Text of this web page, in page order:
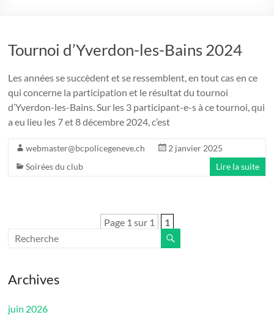
Tournoi d’Yverdon-les-Bains 2024
Les années se succèdent et se ressemblent, en tout cas en ce
qui concerne la participation et le résultat du tournoi
d’Yverdon-les-Bains. Sur les 3 participant-e-s à ce tournoi, qui
a eu lieu les 7 et 8 décembre 2024, c’est
webmaster@bcpolicegeneve.ch
2 janvier 2025
Soirées du club
Lire la suite
Page 1 sur 1 1
Archives
juin 2026